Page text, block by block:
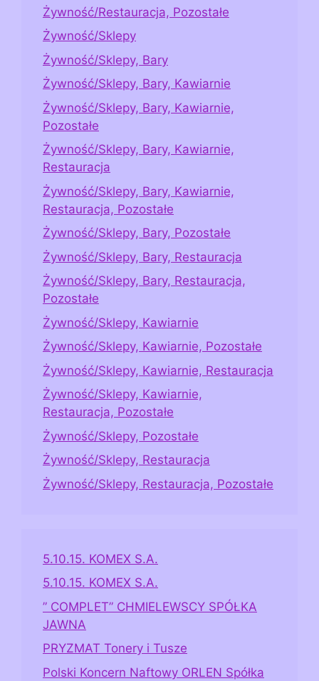
Żywność/Restauracja, Pozostałe
Żywność/Sklepy
Żywność/Sklepy, Bary
Żywność/Sklepy, Bary, Kawiarnie
Żywność/Sklepy, Bary, Kawiarnie,
Pozostałe
Żywność/Sklepy, Bary, Kawiarnie,
Restauracja
Żywność/Sklepy, Bary, Kawiarnie,
Restauracja, Pozostałe
Żywność/Sklepy, Bary, Pozostałe
Żywność/Sklepy, Bary, Restauracja
Żywność/Sklepy, Bary, Restauracja,
Pozostałe
Żywność/Sklepy, Kawiarnie
Żywność/Sklepy, Kawiarnie, Pozostałe
Żywność/Sklepy, Kawiarnie, Restauracja
Żywność/Sklepy, Kawiarnie,
Restauracja, Pozostałe
Żywność/Sklepy, Pozostałe
Żywność/Sklepy, Restauracja
Żywność/Sklepy, Restauracja, Pozostałe
5.10.15. KOMEX S.A.
5.10.15. KOMEX S.A.
” COMPLET” CHMIELEWSCY SPÓŁKA
JAWNA
PRYZMAT Tonery i Tusze
Polski Koncern Naftowy ORLEN Spółka